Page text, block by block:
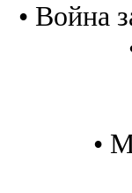
• Война
•